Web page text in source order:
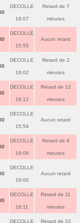
DECOLLE
16:07
Retard de 7
minutes
DECOLLE
15:55
Aucun retard
DECOLLE
16:02
Retard de 2
minutes
DECOLLE
16:12
Retard de 12
minutes
DECOLLE
15:54
Aucun retard
DECOLLE
16:08
Retard de 8
minutes
DECOLLE
16:00
Aucun retard
DECOLLE
16:11
Retard de 11
minutes
DECOLLE Retard de 22